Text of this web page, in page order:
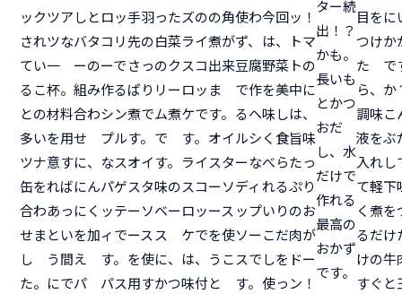
ック
され
てい
るこ
との
多い
ツナ
缶を
合わ
せま
し
た。
ツア
ツな
一
杯。
材料
を用
意す
れば
あっ
とい
う間
にで
しと
バタ
ーの
組み
合わ
せ
に、
にん
にく
を加
え
パ
ロッ
コリ
ーで
作る
シン
プル
なス
パゲ
ッテ
ィで
す。
パス
手羽
先の
さっ
ぱり
煮で
す。
オイ
スタ
ーソ
ース
を使
用す
った
白菜
のク
リー
ム煮
で
す。
味の
ベー
ス
に、
かつ
ズの
ライ
スコ
ロッ
ケで
す。
ライ
スコ
ロッ
ケで
は、
味付
の角
煮が
出来
ま
す。
オイ
スタ
ーソ
ース
を使
うこ
と
使わ
ず、
豆腐
で作
るヘ
ルシ
ーな
ディ
ップ
ソー
スで
す。
今回
は、
野菜
を美
味し
く食
べら
れる
いり
こだ
しを
使っ
ッ！
トマ
トの
中に
は、
旨味
たっ
ぷり
のお
肉が
ドー
ン！
ター続
出！？
かも。
長いも
とかつ
おだ
し、水
だけで
作れる
最高の
おかず
です。
目を
つけ
た
ら、
調味
液を
入れ
て軽
く煮
るだ
けの
すぐ
に
か
で
か
こ
ぶ
し
下
を
け
牛
と